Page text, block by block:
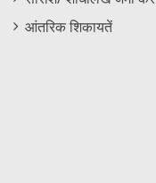
आंतरिक शिकायतें